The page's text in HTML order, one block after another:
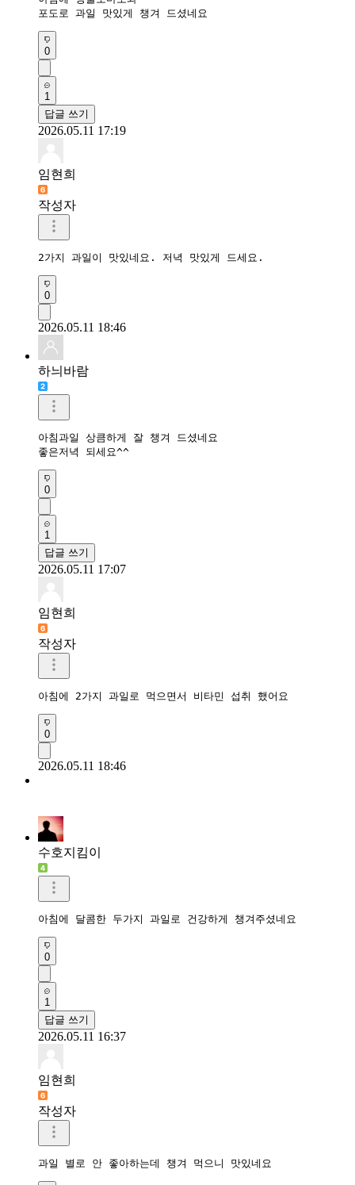
포도로 과일 맛있게 챙겨 드셨네요
0
1
답글 쓰기
2026.05.11 17:19
임현희
작성자
2가지 과일이 맛있네요. 저녁 맛있게 드세요.
0
2026.05.11 18:46
하늬바람
아침과일 상큼하게 잘 챙겨 드셨네요
좋은저녁 되세요^^
0
1
답글 쓰기
2026.05.11 17:07
임현희
작성자
아침에 2가지 과일로 먹으면서 비타민 섭취 했어요
0
2026.05.11 18:46
수호지킴이
아침에 달콤한 두가지 과일로 건강하게 챙겨주셨네요
0
1
답글 쓰기
2026.05.11 16:37
임현희
작성자
과일 별로 안 좋아하는데 챙겨 먹으니 맛있네요